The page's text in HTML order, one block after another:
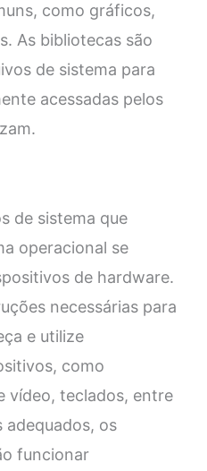
como gráficos,
As bibliotecas são
de sistema para
acessadas pelos
de sistema que
operacional se
de hardware.
necessárias para
e utilize
como
vídeo, teclados, entre
adequados, os
funcionar